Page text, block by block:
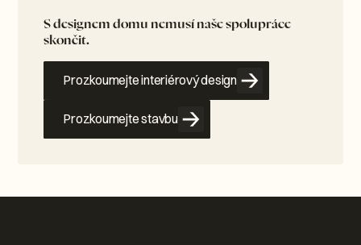
S designem domu nemusí naše spolupráce
skončit.
Prozkoumejte interiérový design
Prozkoumejte stavbu